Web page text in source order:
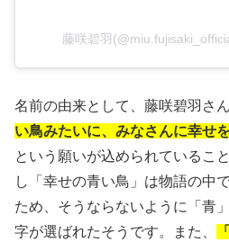
藤咲碧羽
名前の由来として、藤咲碧羽さ
い鳥みたいに、みなさんに幸せ
という願いが込められているこ
し「幸せの青い鳥」は物語の中
ため、そうならないように「青
字が選ばれたそうです。また、